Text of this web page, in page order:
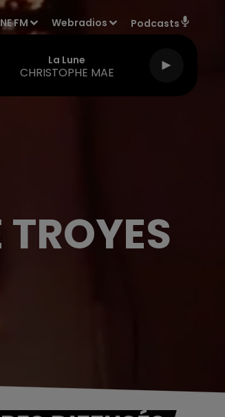
FM Webradios Podcasts
La Lune
CHRISTOPHE MAE